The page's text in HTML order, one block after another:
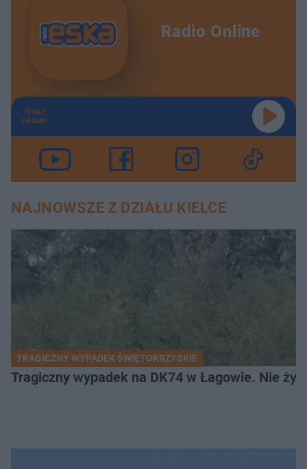
Radio Online
TERAZ
GRAMY
NAJNOWSZE Z DZIAŁU KIELCE
TRAGICZNY WYPADEK ŚWIĘTOKRZYSKIE
Tragiczny wypadek na DK74 w Łagowie. Nie